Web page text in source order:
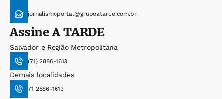
jornalismoportal@grupoatarde.com.br
AssineA TARDE
Salvador e Região Metropolitana
(71) 2886-1613
Demais localidades
71 2886-1613